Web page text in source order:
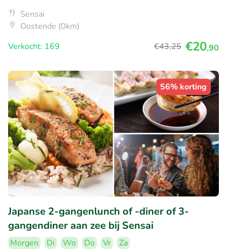
Sensai
Oostende (0km)
Verkocht: 169
€43,25 €20,90
56% korting
Japanse 2-gangenlunch of -diner of 3-
gangendiner aan zee bij Sensai
Morgen Di Wo Do Vr
Za